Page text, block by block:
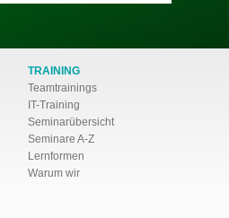
TRAINING
Teamtrainings
IT-Training
Seminarübersicht
Seminare A-Z
Lernformen
Warum wir